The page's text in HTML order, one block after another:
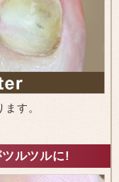
す。
ルツルに!